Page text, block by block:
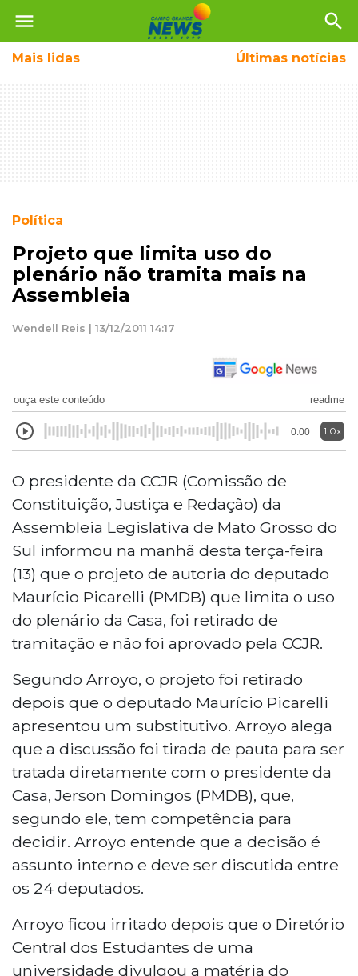
menu search
Mais lidas Últimas notícias
Política
Projeto que limita uso do
plenário não tramita mais na
Assembleia
Wendell Reis | 13/12/2011 14:17
ouça este conteúdo readme
0:00 1.0x
O presidente da CCJR (Comissão de
Constituição, Justiça e Redação) da
Assembleia Legislativa de Mato Grosso do
Sul informou na manhã desta terça-feira
(13) que o projeto de autoria do deputado
Maurício Picarelli (PMDB) que limita o uso
do plenário da Casa, foi retirado de
tramitação e não foi aprovado pela CCJR.
Segundo Arroyo, o projeto foi retirado
depois que o deputado Maurício Picarelli
apresentou um substitutivo. Arroyo alega
que a discussão foi tirada de pauta para ser
tratada diretamente com o presidente da
Casa, Jerson Domingos (PMDB), que,
segundo ele, tem competência para
decidir. Arroyo entende que a decisão é
assunto interno e deve ser discutida entre
os 24 deputados.
Arroyo ficou irritado depois que o Diretório
Central dos Estudantes de uma
universidade divulgou a matéria do